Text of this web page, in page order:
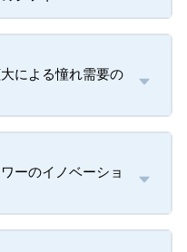
による憧れ需要の
ーのイノベーショ